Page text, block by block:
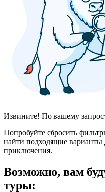
Извините! По вашему
Попробуйте сбросить
найти подходящие варианты
приключения.
Возможно, вам
туры: